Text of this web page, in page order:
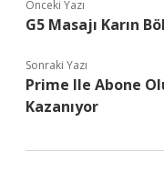
Önceki Yazı
G5 Masajı Karın
Sonraki Yazı
Prime Ile Abone
Kazanıyor